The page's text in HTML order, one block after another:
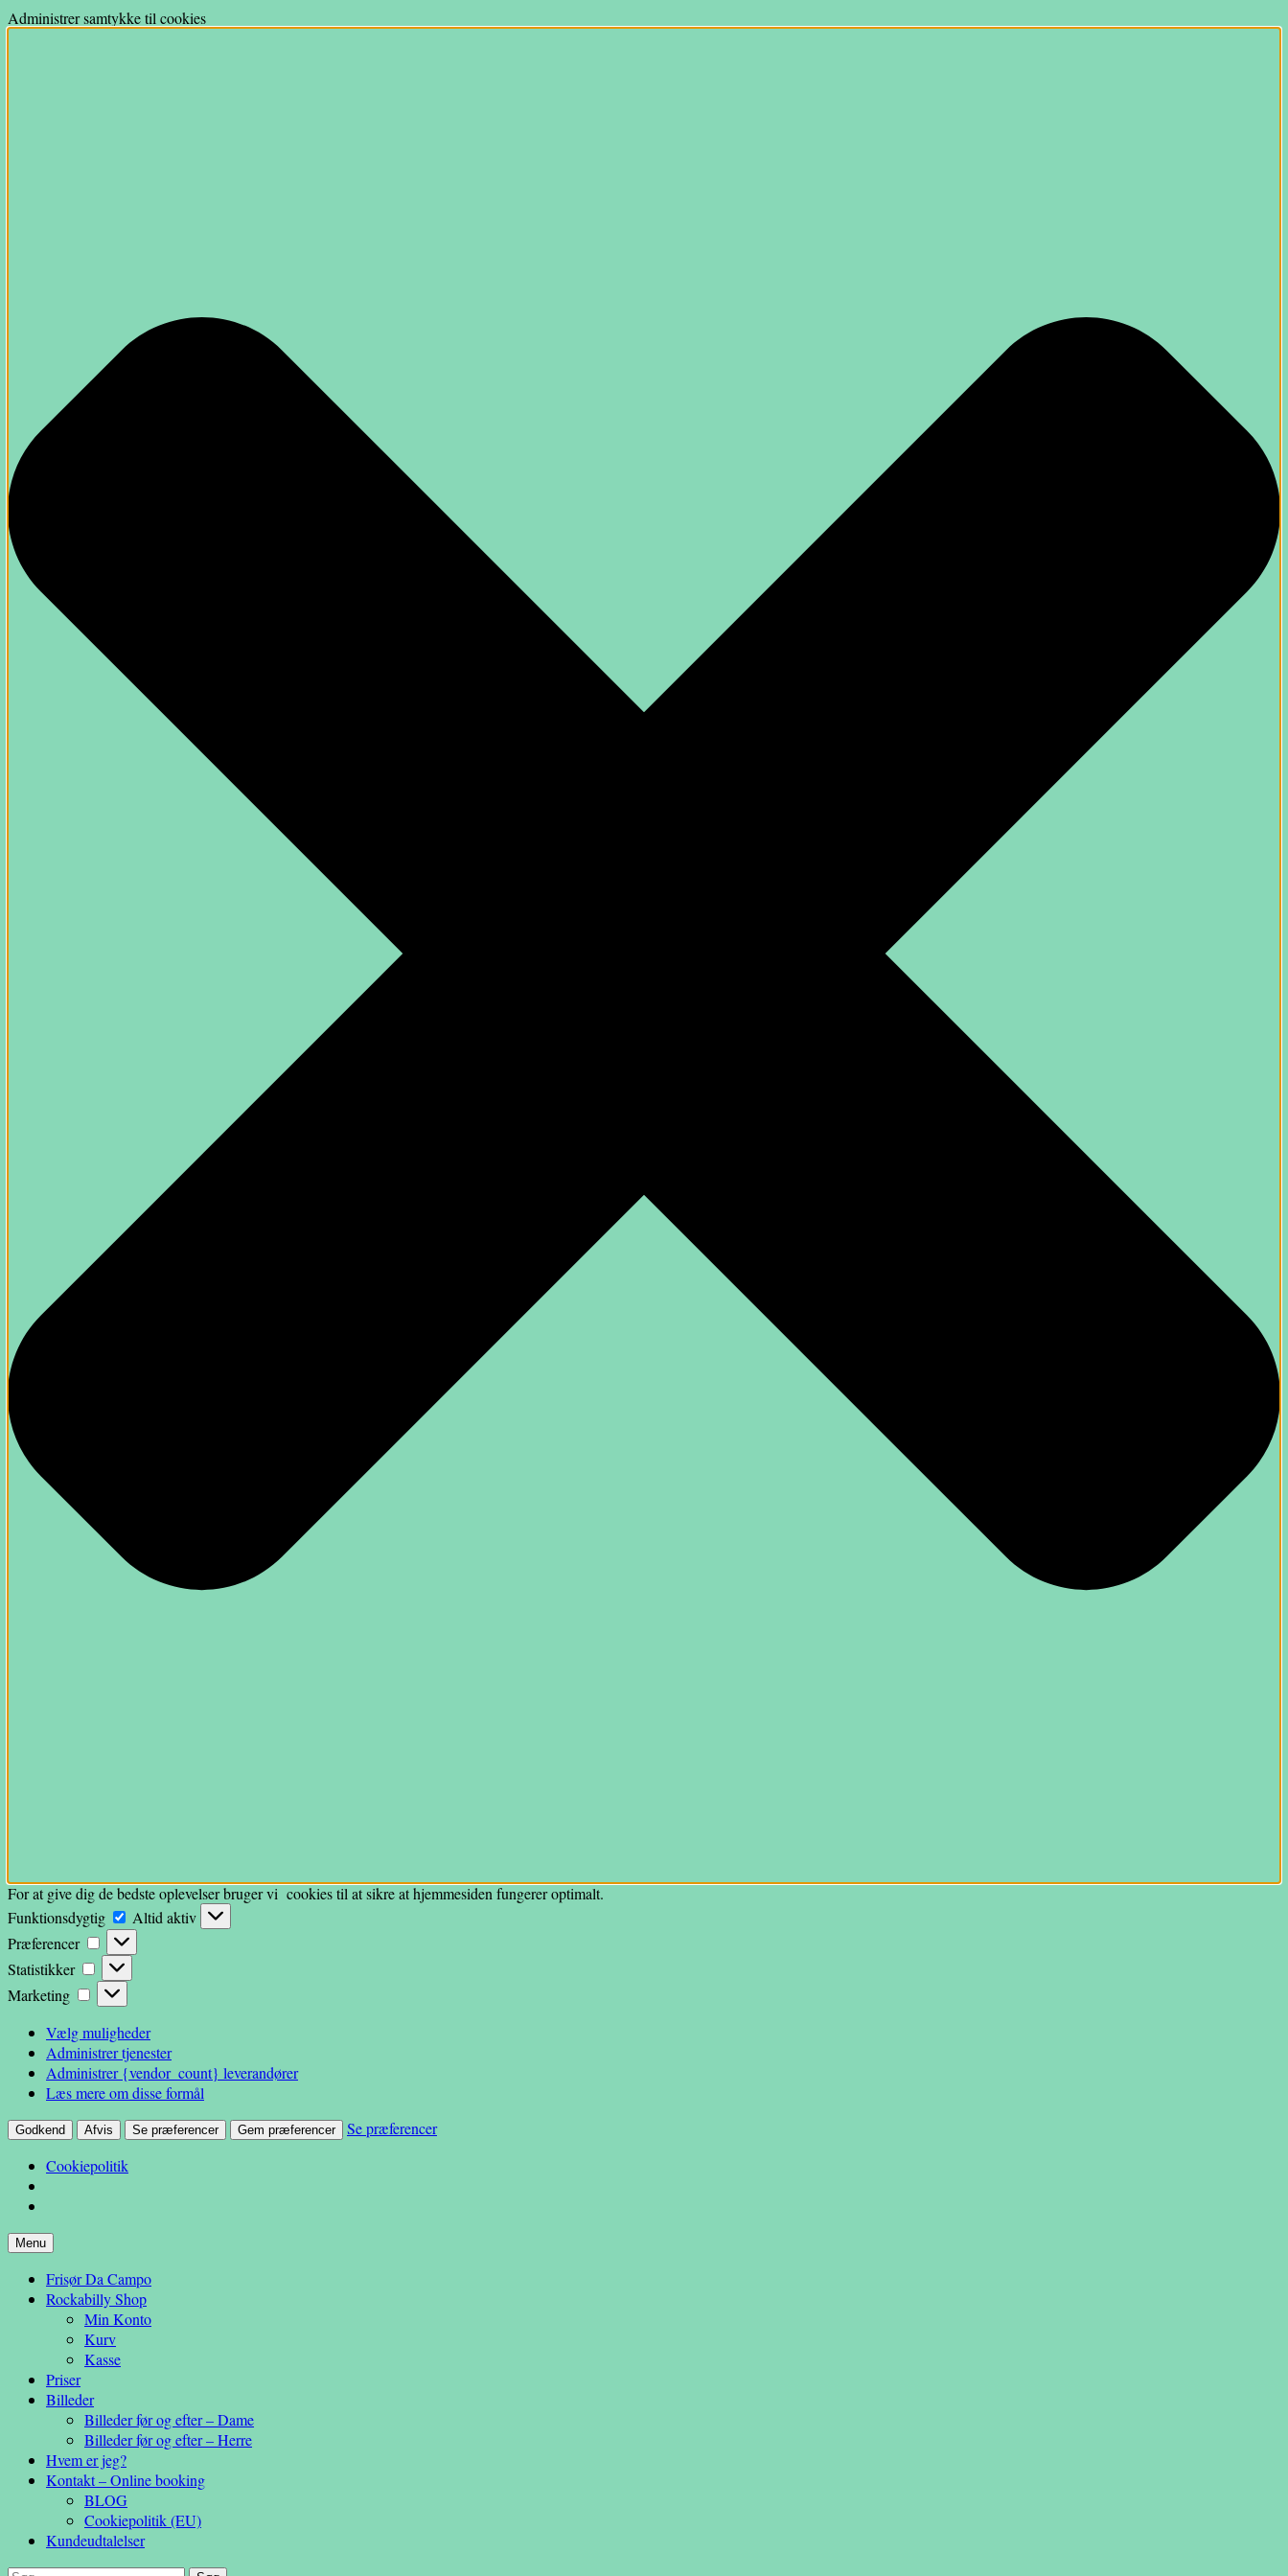
Administrer samtykke til cookies
For at give dig de bedste oplevelser bruger vi cookies til at sikre at hjemmesiden fungerer optimalt.
Funktionsdygtig
Funktionsdygtig
Altid aktiv
Præferencer
Præferencer
Statistikker
Statistikker
Marketing
Marketing
Vælg muligheder
Administrer tjenester
Administrer {vendor_count} leverandører
Læs mere om disse formål
Godkend Afvis Se præferencer Gem præferencer
Se præferencer
Cookiepolitik
Da Campo
– en anderledes frisøroplevelse
Menu Hop
indhold
Frisør Da Campo
Rockabilly Shop
Min Konto
Kurv
Kasse
Priser
Billeder
Billeder før og efter – Dame
Billeder før og efter – Herre
Hvem er jeg?
Kontakt – Online booking
BLOG
Cookiepolitik (EU)
Kundeudtalelser